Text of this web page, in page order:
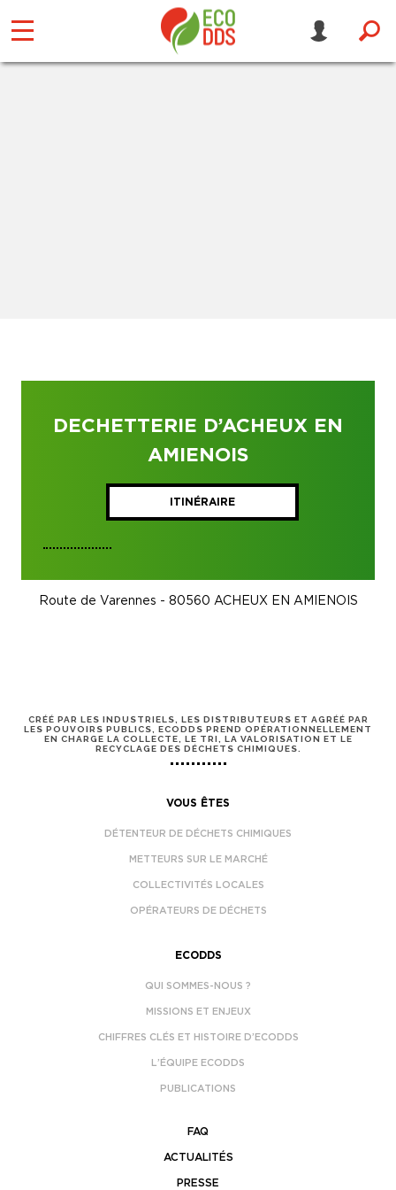
DECHETTERIE D’ACHEUX EN
AMIENOIS
ITINÉRAIRE
Route de Varennes - 80560 ACHEUX EN AMIENOIS
CRÉÉ PAR LES INDUSTRIELS, LES DISTRIBUTEURS ET AGRÉÉ PAR
LES POUVOIRS PUBLICS, ECODDS PREND OPÉRATIONNELLEMENT
EN CHARGE LA COLLECTE, LE TRI, LA VALORISATION ET LE
RECYCLAGE DES DÉCHETS CHIMIQUES.
VOUS ÊTES
DÉTENTEUR DE DÉCHETS CHIMIQUES
METTEURS SUR LE MARCHÉ
COLLECTIVITÉS LOCALES
OPÉRATEURS DE DÉCHETS
ECODDS
QUI SOMMES-NOUS ?
MISSIONS ET ENJEUX
CHIFFRES CLÉS ET HISTOIRE D’ECODDS
L’ÉQUIPE ECODDS
PUBLICATIONS
FAQ
ACTUALITÉS
PRESSE